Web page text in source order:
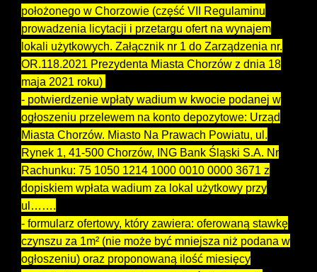
położonego w Chorzowie (część VII Regulaminu
prowadzenia licytacji i przetargu ofert na wynajem
lokali użytkowych. Załącznik nr 1 do Zarządzenia nr.
OR.118.2021 Prezydenta Miasta Chorzów z dnia 18
maja 2021 roku)
- potwierdzenie wpłaty wadium w kwocie podanej w
ogłoszeniu przelewem na konto depozytowe: Urząd
Miasta Chorzów. Miasto Na Prawach Powiatu, ul.
Rynek 1, 41-500 Chorzów, ING Bank Śląski S.A. Nr
Rachunku: 75 1050 1214 1000 0010 0000 3671 z
dopiskiem wpłata wadium za lokal użytkowy przy
ul…….
- formularz ofertowy, który zawiera: oferowaną stawkę
czynszu za 1m² (nie może być mniejsza niż podana w
ogłoszeniu) oraz proponowaną ilość miesięcy